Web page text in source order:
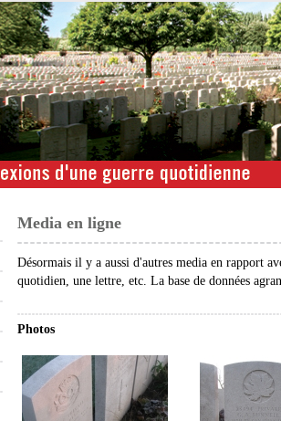
Media en ligne
Désormais il y a aussi d'autres media en rapport
quotidien, une lettre, etc. La base de données
Photos